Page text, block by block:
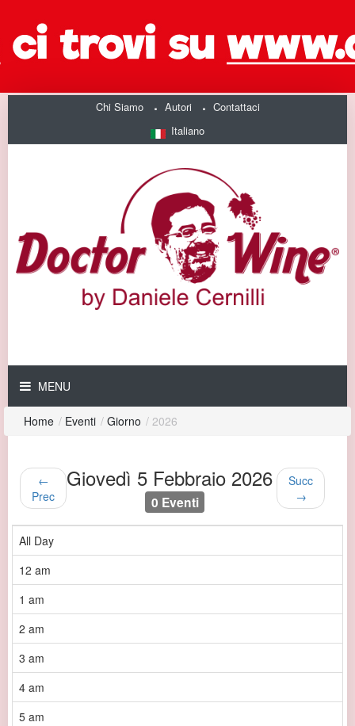
Chi Siamo Autori
Contattaci
Italiano
MENU
Home / Eventi / Giorno / 2026
←
Prec
Giovedì 5 Febbraio 2026
0 Eventi
Succ
→
All Day
12 am
1 am
2 am
3 am
4 am
5 am